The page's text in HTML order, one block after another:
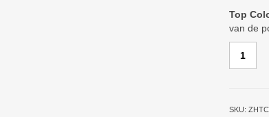
Top
van de
Color
SKU: